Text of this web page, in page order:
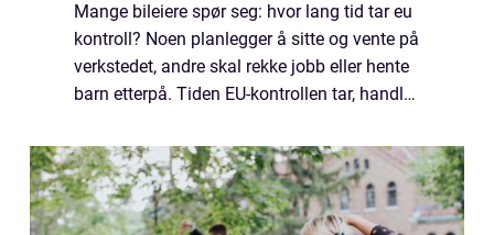
Mange bileiere spør seg: hvor lang tid tar eu
kontroll? Noen planlegger å sitte og vente på
verkstedet, andre skal rekke jobb eller hente
barn etterpå. Tiden EU-kontrollen tar, handler
påvirkes også av bi...